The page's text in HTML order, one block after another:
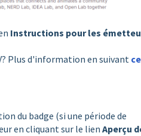
Instructions pour les
Plus d'information en suivant ce
du badge (si une période de
en cliquant sur le lien Aperçu